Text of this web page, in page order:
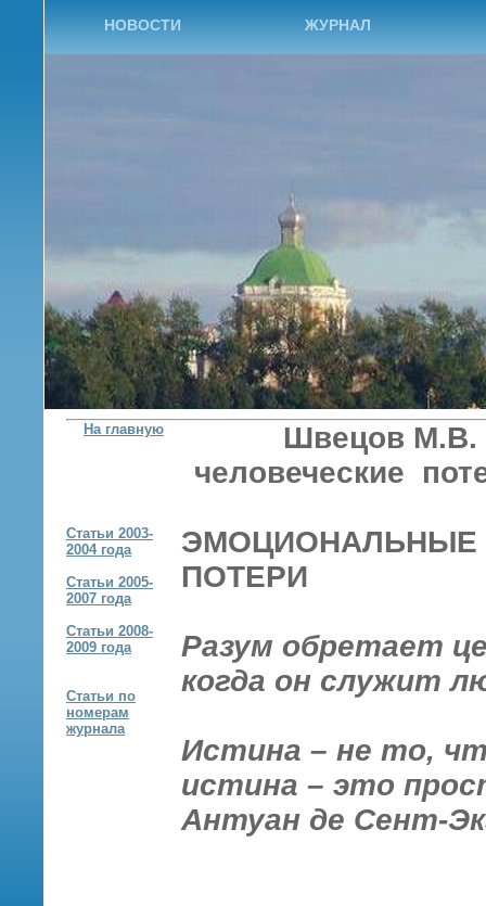
НОВОСТИ ЖУРНАЛ
На главную
Швецов М.В.
человеческие
Статьи 2003-
2004 года
Статьи 2005-
2007 года
Статьи 2008-
2009 года
Статьи по
номерам
журнала
ПОТЕРИ
Разум обретает
когда он служит
Истина – не то,
истина – это
Антуан де Сент-